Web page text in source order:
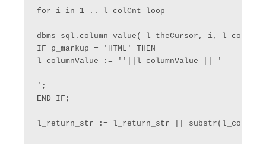
for i in 1 .. l_colCnt loop
dbms_sql.column_value( l_theCursor, i,
IF p_markup = 'HTML' THEN
l_columnValue := ''||l_columnValue || '
';
END IF;
l_return_str := l_return_str ||